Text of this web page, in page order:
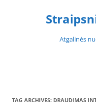
Atgalinės
TAG ARCHIVES: DRAUDIMAS